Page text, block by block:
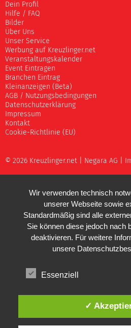
Dein Profil
Hilfe / FAQ
Bilder
Über Uns
Unser Service
Werbung auf Kreuzlinger.net
Veranstaltungskalender
Event Eintragen
Branchen Eintrag
Kleinanzeigen (Beta)
AGB / Nutzungsbedingungen
Datenschutzerklärung
Impressum
Kontakt
Cookie-Richtlinie (EU)
© 2026 Kreuzlinger.net | Negara AG
Wir verwenden technisch
unserer Webseite sowie
Standardmäßig sind alle
Sie können diese jedoch nach
deaktivieren. Für weitere
unsere
Essenziell
✓